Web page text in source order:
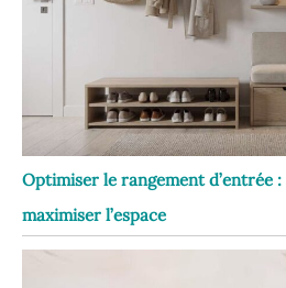
Optimiser le rangement d’entrée
maximiser l’espace